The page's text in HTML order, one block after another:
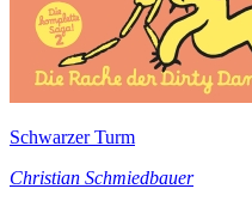
Schwarzer Turm
Christian Schmiedbauer